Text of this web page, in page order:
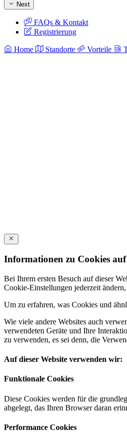
Next
FAQs & Kontakt
Registrierung
Home Standorte Vorteile
Informationen zu Cookies auf
Bei Ihrem ersten Besuch auf dieser
Cookie-Einstellungen jederzeit
Um zu erfahren, was Cookies und
Wie viele andere Websites auch
verwendeten Geräte und Ihre
zu verwenden, es sei denn, die
Auf dieser Website verwenden wir:
Funktionale Cookies
Diese Cookies werden für die
abgelegt, das Ihren Browser daran
Performance Cookies